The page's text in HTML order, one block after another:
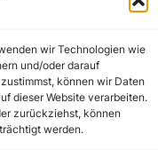
wir Technologien wie
und/oder darauf
können wir Daten
dieser Website verarbeiten.
zurückziehst, können
werden.